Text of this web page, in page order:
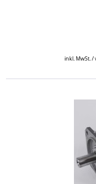
inkl. MwSt.